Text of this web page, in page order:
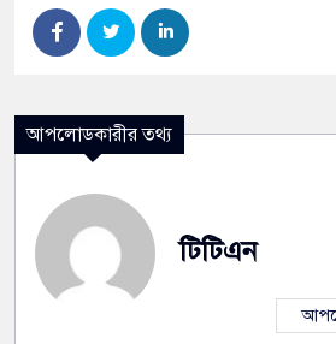
আপলোডকারীর তথ্য
টিটিএন